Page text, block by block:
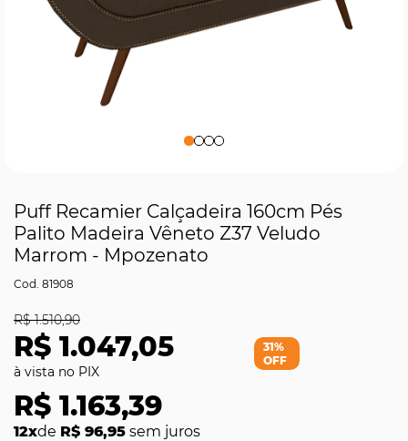
Puff Recamier Calçadeira 160cm Pés
Palito Madeira Vêneto Z37 Veludo
Marrom - Mpozenato
81908
R$ 1.047,05
R$ 1.510,90
R$ 1.163,39
12xde R$ 96,95 sem juros
31%
OFF